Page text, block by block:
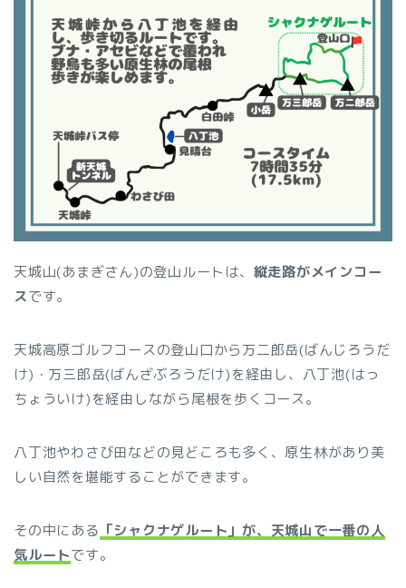
天城山(あまぎさん)の登山ルートは、 縦走路がメインコー
スです。
天城高原ゴルフコースの登山口から万二郎岳(ばんじろうだ
け)・万三郎岳(ばんざぶろうだけ)を経由し、八丁池(はっ
ちょういけ)を経由しながら尾根を歩くコース。
八丁池やわさび田などの見どころも多く、原生林があり美
しい自然を堪能することができます。
その中にある 「シャクナゲルート」が、天城山で一番の人
気ルートです。